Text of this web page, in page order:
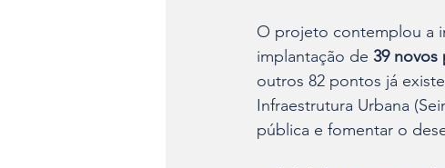
O projeto contemplou a
implantação de 39 novos
outros 82 pontos já
Infraestrutura Urbana
pública e fomentar o